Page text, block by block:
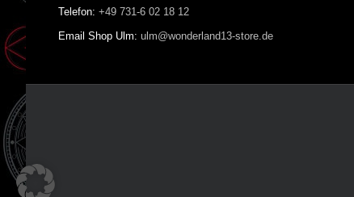
Telefon: +49 731-6 02 18 12
Email Shop Ulm: ulm@wonderland13-store.de